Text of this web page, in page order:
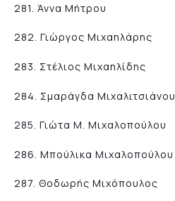
281. Άννα Μήτρου
282. Γιώργος Μιχαηλάρης
283. Στέλιος Μιχαηλίδης
284. Σμαράγδα Μιχαλιτσιάνου
285. Γιώτα Μ. Μιχαλοπούλου
286. Μπούλικα Μιχαλοπούλου
287. Θοδωρής Μιχόπουλος